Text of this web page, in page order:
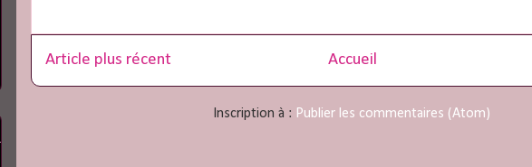
Article plus récent Accueil
Inscription à : Publier les commentaires (Atom)